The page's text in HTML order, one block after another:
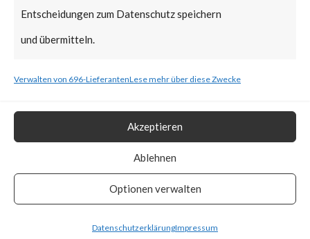
Entscheidungen zum Datenschutz speichern
und übermitteln.
Verwalten von 696-LieferantenLese mehr über diese Zwecke
Akzeptieren
Ablehnen
Optionen verwalten
DatenschutzerklärungImpressum
Vulnerabilities (KEV) catalog.
no patch available; Ivanti has
released workarounds as the
two new vulnerabilities are
actively being exploited in the
wild. FortiGuard Labs strongly